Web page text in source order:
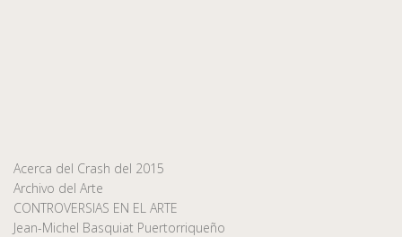
Acerca del Crash del 2015
Archivo del Arte
CONTROVERSIAS EN EL ARTE
Jean-Michel Basquiat Puertorriqueño